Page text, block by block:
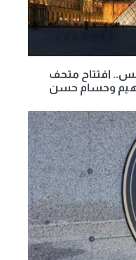
اليوم 10 أغسطس.. افتتاح متحف
وحسام حسن